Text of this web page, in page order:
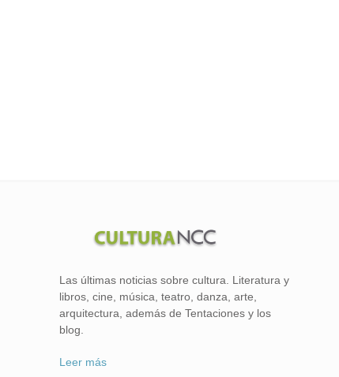
Las últimas noticias sobre cultura. Literatura y
libros, cine, música, teatro, danza, arte,
arquitectura, además de Tentaciones y los
blog.
Leer más